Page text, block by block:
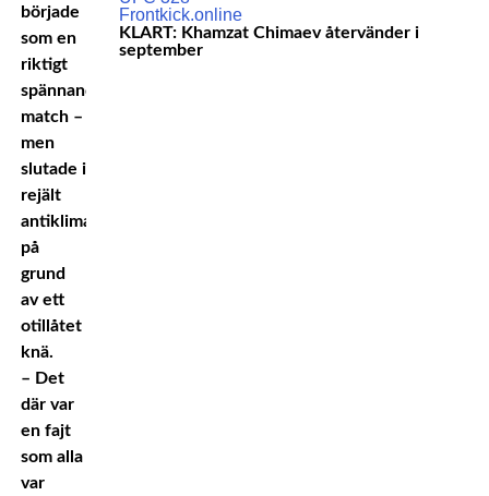
började
som en
riktigt
spännande
match –
men
slutade i
rejält
antiklimax
på
grund
av ett
otillåtet
knä.
– Det
där var
en fajt
som alla
var
KLART: Khamzat Chimaev återvänder i
september